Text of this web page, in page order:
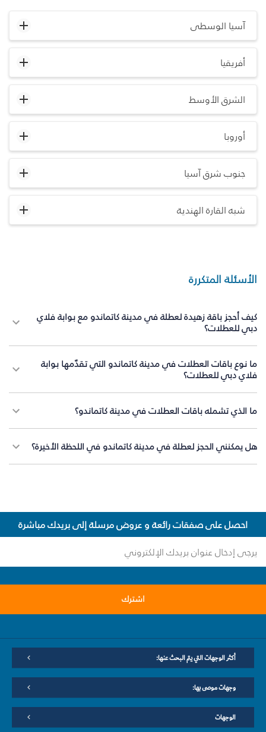
آسيا الوسطى
أفريقيا
الشرق الأوسط
أوروبا
جنوب شرق آسيا
شبه القارة الهندية
الأسئلة المتكررة
كيف أحجز باقة زهيدة لعطلة في مدينة كاتماندو مع بوابة فلاي
دبي للعطلات؟
ما نوع باقات العطلات في مدينة كاتماندو التي تقدّمها بوابة
فلاي دبي للعطلات؟
ما الذي تشمله باقات العطلات في مدينة كاتماندو؟
هل يمكنني الحجز لعطلة في مدينة كاتماندو في اللحظة الأخيرة؟
احصل على صفقات رائعة و عروض مرسلة إلى بريدك مباشرة
اشترك
أكثر الوجهات التي يتم البحث عنها:
وجهات موصى بها:
الوجهات